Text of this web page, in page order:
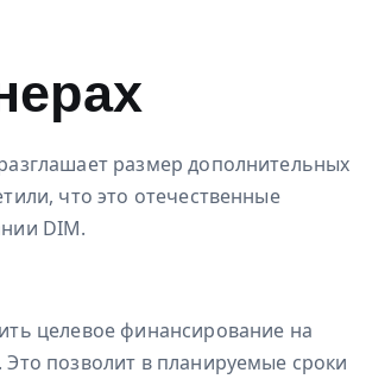
размер дополнительных
что это отечественные
DIM.
целевое финансирование на
позволит в планируемые сроки